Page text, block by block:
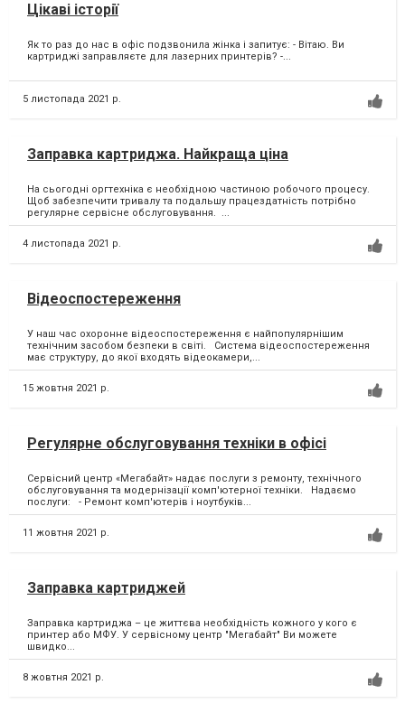
Цікаві історії
Як то раз до нас в офіс подзвонила жінка і запитує:⁣ - Вітаю. Ви
картриджі заправляєте для лазерних принтерів?⁣ -...
5 листопада 2021 р.
Заправка картриджа. Найкраща ціна
На сьогодні оргтехніка є необхідною частиною робочого процесу. ⁣
Щоб забезпечити тривалу та подальшу працездатність потрібно
регулярне сервісне обслуговування. ⁣...
4 листопада 2021 р.
Відеоспостереження
У наш час охоронне відеоспостереження є найпопулярнішим
технічним засобом безпеки в світі. Система відеоспостереження
має структуру, до якої входять відеокамери,...
15 жовтня 2021 р.
Регулярне обслуговування техніки в офісі
Сервісний центр «Мегабайт» надає послуги з ремонту, технічного
обслуговування та модернізації комп'ютерної техніки. Надаємо
послуги: - Ремонт комп'ютерів і ноутбуків...
11 жовтня 2021 р.
Заправка картриджей
Заправка картриджа – це життєва необхідність кожного у кого є
принтер або МФУ.⁣ У сервісному центр "Мегабайт" Ви можете
швидко...
8 жовтня 2021 р.